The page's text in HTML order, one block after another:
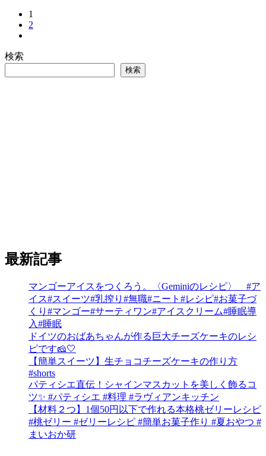
1
2
検索
検索
最新記事
マンゴーアイスをつくろう。〈Geminiのレシピ〉 #ア
イス#スイーツ#乳搾り#無職#ニート#レシピ#お菓子づ
くり#マンゴー#サーティワン#アイスクリーム#睡眠導
入#睡眠
ドイツのおばあちゃんが作る巨大チーズケーキのレシ
ピです🧀🤍
【簡単スイーツ】生チョコチーズケーキの作り方
#shorts
パティシエ直伝！シャインマスカットを美しく飾るコ
ツ✨ #パティシエ #料理 #ラヴィアンキッチン
【材料２つ】1個50円以下で作れる本格桃ゼリーレシピ
#桃ゼリー #ゼリーレシピ #簡単お菓子作り #夏おやつ #
まいおか研